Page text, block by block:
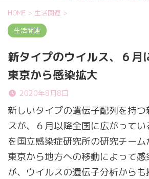
HOME > 生活関連 >
生活関連
新タイプのウイルス、６
東京から感染拡大
2020年8月8日
新しいタイプの遺伝子配列を持
スが、６月以降全国に広がって
を国立感染症研究所の研究チーム
東京から地方への移動によって感
が、ウイルスの遺伝子分析から